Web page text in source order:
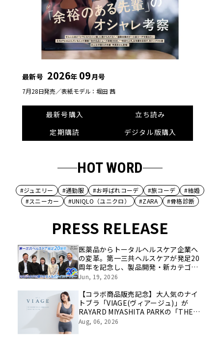
最新号 2026年 09月号
7月28日発売／表紙モデル：堀田 茜
最新号購入
立ち読み
定期購読
デジタル版購入
HOT WORD
#ジュエリー #通勤服 #お呼ばれコーデ #旅コーデ
#結婚
#スニーカー
#UNIQLO（ユニクロ） #ZARA #骨格診断
PRESS RELEASE
医薬品からトータルヘルスケア企業へ
の変革。第一三共ヘルスケアが発足20
周年を記念し、製品開発・新カテゴリ
挑戦の舞台や旧社統合時のエピソード
像を公開！
Jun, 19, 2026
【コラボ商品販売記念】大人気のナイ
トブラ「VIAGE(ヴィアージュ)」が
RAYARD MIYASHITA PARKの「THE
[ ] STORE」で期間限定POPUP
Aug, 06, 2026